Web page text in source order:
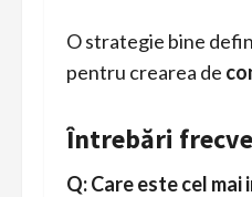
O strategie bine
pentru crearea de
Întrebări
Q: Care este cel